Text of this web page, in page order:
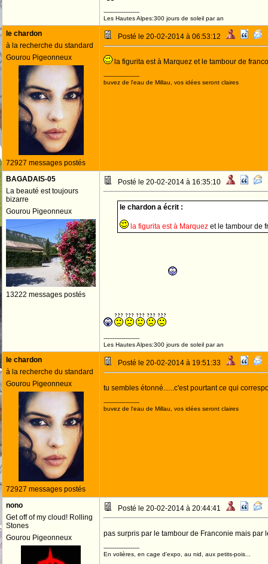
--------------------
Les Hautes Alpes:300 jours de soleil par an
le chardon
à la recherche du standard
Gourou Pigeonneux
72927 messages postés
Posté le 20-02-2014 à 06:53:12
la figurita est à Marquez et le tambour de
--------------------
buvez de l'eau de Millau, vos idées seront claires
BAGADAIS-05
La beauté est toujours
bizarre
Gourou Pigeonneux
13222 messages postés
Posté le 20-02-2014 à 16:35:10
le chardon a écrit :
la figurita est à Marquez et le tambour de
--------------------
Les Hautes Alpes:300 jours de soleil par an
le chardon
à la recherche du standard
Gourou Pigeonneux
72927 messages postés
Posté le 20-02-2014 à 19:51:33
tu sembles étonné......c'est pourtant ce qui
--------------------
buvez de l'eau de Millau, vos idées seront claires
nono
Get off of my cloud! Rolling
Stones
Gourou Pigeonneux
Posté le 20-02-2014 à 20:44:41
pas surpris par le tambour de Franconie mais par
--------------------
En volières, en cage d'expo, au nid, aux petits-pois...